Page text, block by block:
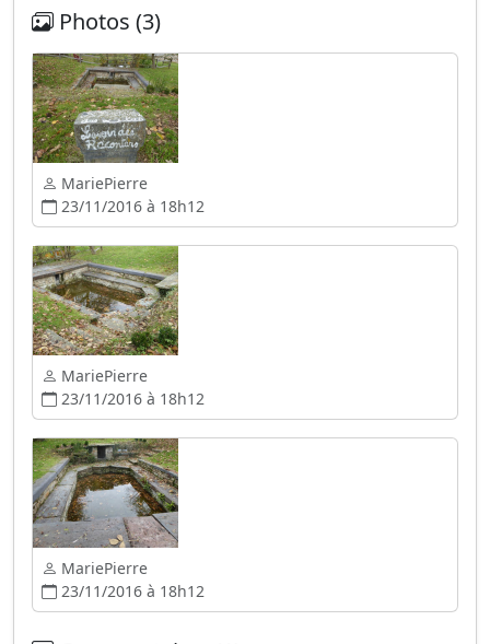
Photos (3)
MariePierre
23/11/2016 à 18h12
MariePierre
23/11/2016 à 18h12
MariePierre
23/11/2016 à 18h12